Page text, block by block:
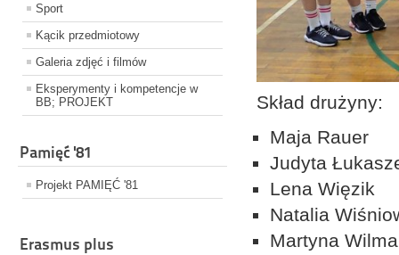
Sport
Kącik przedmiotowy
Galeria zdjęć i filmów
Eksperymenty i kompetencje w
BB; PROJEKT
Pamięć '81
Projekt PAMIĘĆ '81
Erasmus plus
Skład drużyny:
Maja Rauer
Judyta
Lena Więzik
Natalia
Martyna